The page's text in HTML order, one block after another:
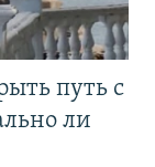
путь с
ли